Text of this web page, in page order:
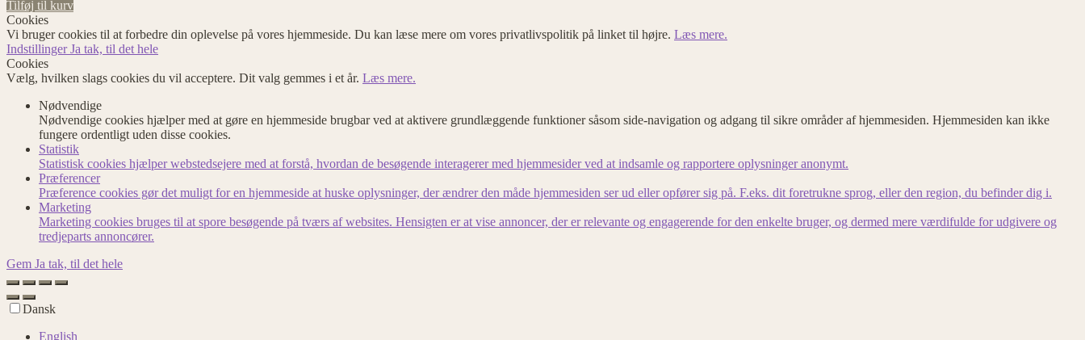
Tilføj til kurv
Cookies
Vi bruger cookies til at forbedre din oplevelse på vores hjemmeside. Du kan læse mere om vores privatlivspolitik på linket til højre. Læs mere.
IndstillingerJa tak, til det hele
Cookies
Vælg, hvilken slags cookies du vil acceptere. Dit valg gemmes i et år. Læs mere.
Nødvendige
Nødvendige cookies hjælper med at gøre en hjemmeside brugbar ved at aktivere grundlæggende funktioner såsom side-navigation og adgang til sikre områder af hjemmesiden. Hjemmesiden kan ikke
fungere ordentligt uden disse cookies.
Statistik
Statistisk cookies hjælper webstedsejere med at forstå, hvordan de besøgende interagerer med hjemmesider ved at indsamle og rapportere oplysninger anonymt.
Præferencer
Præference cookies gør det muligt for en hjemmeside at huske oplysninger, der ændrer den måde hjemmesiden ser ud eller opfører sig på. F.eks. dit foretrukne sprog, eller den region, du befinder dig i.
Marketing
Marketing cookies bruges til at spore besøgende på tværs af websites. Hensigten er at vise annoncer, der er relevante og engagerende for den enkelte bruger, og dermed mere værdifulde for udgivere og
tredjeparts annoncører.
Gem Ja tak, til det hele
Dansk
English